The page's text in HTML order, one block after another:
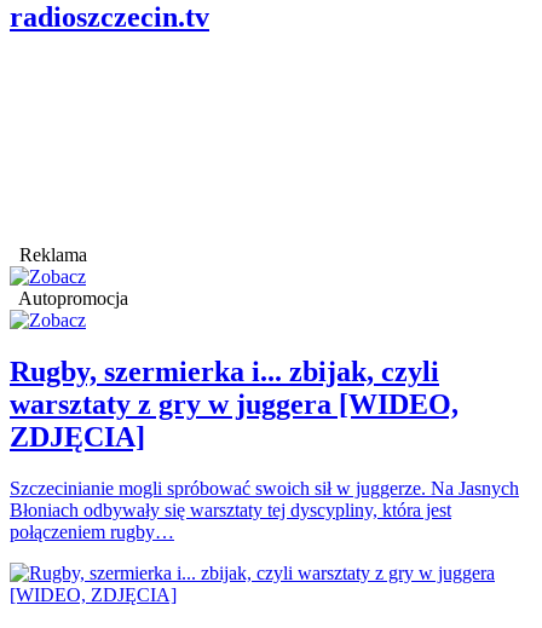
radioszczecin.tv
Reklama
Autopromocja
Rugby, szermierka i... zbijak, czyli
warsztaty z gry w juggera [WIDEO,
ZDJĘCIA]
Szczecinianie mogli spróbować swoich sił w juggerze. Na Jasnych
Błoniach odbywały się warsztaty tej dyscypliny, która jest
połączeniem rugby…